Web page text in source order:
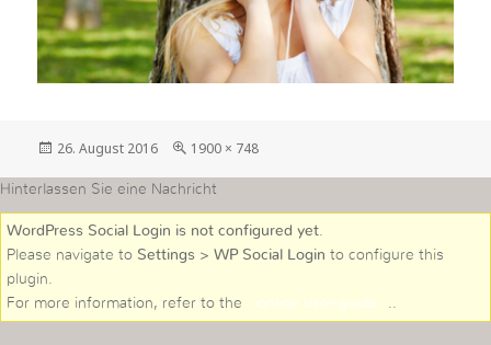
Veröffentlicht
26. August 2016
in
Größe
1900 × 748
Hinterlassen Sie eine Nachricht
WordPress Social Login is not configured yet.
Please navigate to Settings > WP Social Login to configure this
plugin.
For more information, refer to the
online user guide ..